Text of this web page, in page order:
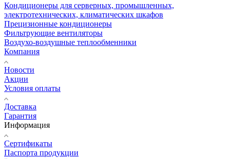
Кондиционеры для серверных, промышленных,
электротехнических, климатических шкафов
Прецизионные кондиционеры
Фильтрующие вентиляторы
Воздухо-воздушные теплообменники
Компания
Новости
Акции
Условия оплаты
Доставка
Гарантия
Информация
Сертификаты
Паспорта продукции